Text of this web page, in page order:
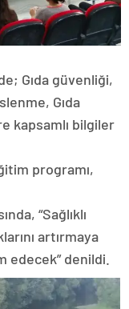
Gıda güvenliği,
Gıda
kapsamlı bilgiler
programı,
“Sağlıklı
artırmaya
edecek” denildi.